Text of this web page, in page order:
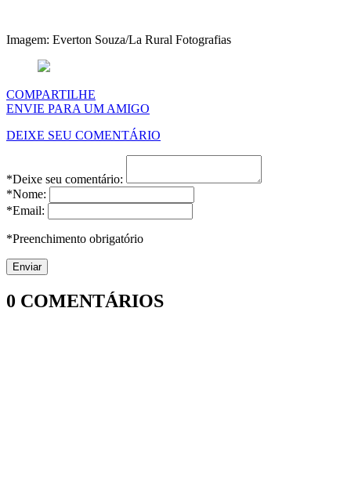
Imagem: Everton Souza/La Rural Fotografias
COMPARTILHE
ENVIE PARA UM AMIGO
DEIXE SEU COMENTÁRIO
*Deixe seu comentário:
*Nome:
*Email:
*Preenchimento obrigatório
0 COMENTÁRIOS